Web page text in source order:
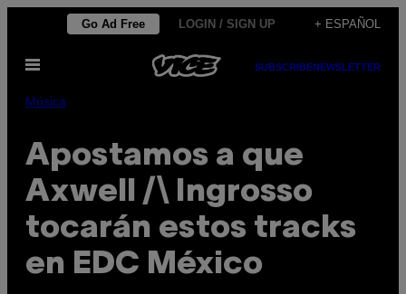
contenido
Go Ad Free LOGIN / SIGN UP + ESPAÑOL
Abrir
SUBSCRIBENEWSLETTER
Música
Apostamos a que
Axwell /\ Ingrosso
tocarán estos tracks
en EDC México